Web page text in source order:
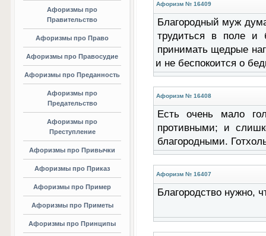
Афоризмы про
Правительство
Афоризмы про Право
Афоризмы про Правосудие
Афоризмы про Преданность
Афоризмы про
Предательство
Афоризмы про
Преступление
Афоризмы про Привычки
Афоризмы про Приказ
Афоризмы про Пример
Афоризмы про Приметы
Афоризмы про Принципы
Афоризм № 16409
Благородный муж
трудиться в поле и
принимать щедрые
и не беспокоится о
Афоризм № 16408
Есть очень мало
противными; и
благородными.
Афоризм № 16407
Благородство нужно,